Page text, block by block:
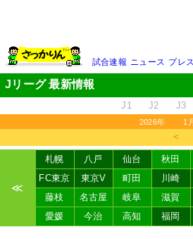
試合速報 ニュース プレ
Jリーグ 最新情報
J1 J2 J3
2026年 1
＜
≪
札幌 八戸 仙台 秋田
FC東京
東京V 町田 川崎
藤枝
名古屋 岐阜 滋賀
愛媛
今治 高知 福岡